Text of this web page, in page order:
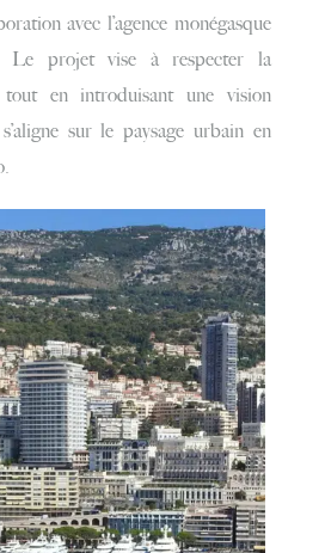
avec l’agence monégasque
Le projet vise à respecter la
tout en introduisant une vision
sur le paysage urbain en